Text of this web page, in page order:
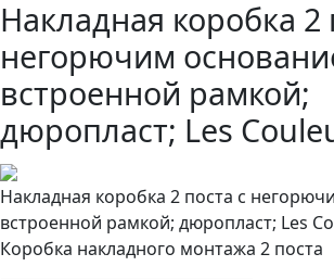
Накладная коробка 2
негорючим
встроенной рамкой;
дюропласт; Les
Накладная коробка 2 поста с
встроенной рамкой; дюропласт; Les
Коробка накладного монтажа 2 поста